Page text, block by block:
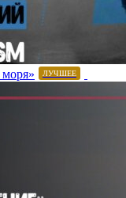
ЛУЧШЕЕ